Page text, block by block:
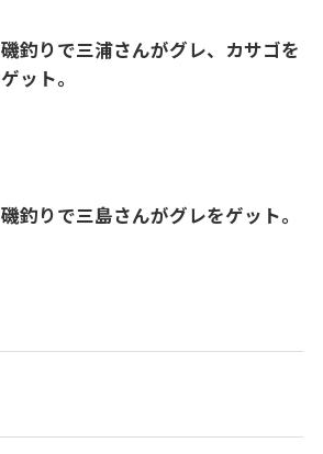
磯釣りで三浦さんがグレ、カサゴを
ゲット。
磯釣りで三島さんがグレをゲット。